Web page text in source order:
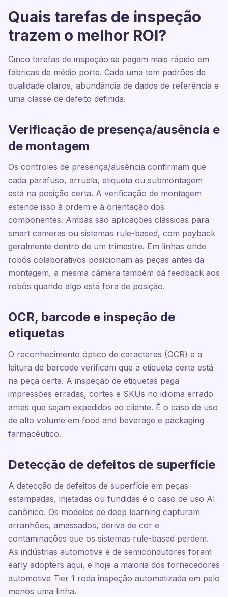
Quais tarefas de inspeção
trazem o melhor ROI?
Cinco tarefas de inspeção se pagam mais rápido em
fábricas de médio porte. Cada uma tem padrões de
qualidade claros, abundância de dados de referência e
uma classe de defeito definida.
Verificação de presença/ausência e
de montagem
Os controles de presença/ausência confirmam que
cada parafuso, arruela, etiqueta ou submontagem
está na posição certa. A verificação de montagem
estende isso à ordem e à orientação dos
componentes. Ambas são aplicações clássicas para
smart cameras ou sistemas rule-based, com payback
geralmente dentro de um trimestre. Em linhas onde
robôs colaborativos posicionam as peças antes da
montagem, a mesma câmera também dá feedback aos
robôs quando algo está fora de posição.
OCR, barcode e inspeção de
etiquetas
O reconhecimento óptico de caracteres (OCR) e a
leitura de barcode verificam que a etiqueta certa está
na peça certa. A inspeção de etiquetas pega
impressões erradas, cortes e SKUs no idioma errado
antes que sejam expedidos ao cliente. É o caso de uso
de alto volume em food and beverage e packaging
farmacêutico.
Detecção de defeitos de superfície
A detecção de defeitos de superfície em peças
estampadas, injetadas ou fundidas é o caso de uso AI
canônico. Os modelos de deep learning capturam
arranhões, amassados, deriva de cor e
contaminações que os sistemas rule-based perdem.
As indústrias automotive e de semicondutores foram
early adopters aqui, e hoje a maioria dos fornecedores
automotive Tier 1 roda inspeção automatizada em pelo
menos uma linha.